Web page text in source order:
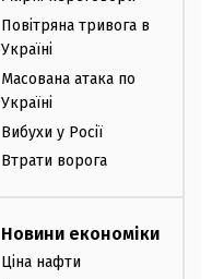
Повітряна тривога в
Україні
Масована атака по
Україні
Вибухи у Росії
Втрати ворога
Новини економіки
Ціна нафти